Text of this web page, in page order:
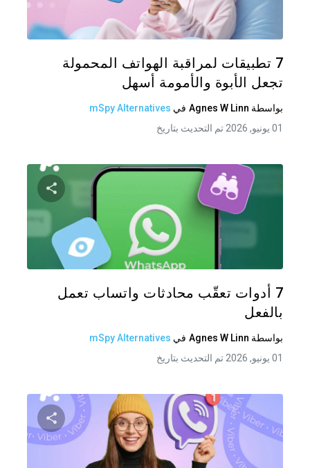
7 تطبيقات لمراقبة الهواتف المحمولة
تجعل الأبوة والأمومة أسهل
بواسطة Agnes W Linn في mSpy Alternatives
01 يونيو, 2026 تم التحديث بتاريخ
7 أدوات تعقّب محادثات واتساب تعمل
بالفعل
بواسطة Agnes W Linn في mSpy Alternatives
01 يونيو, 2026 تم التحديث بتاريخ
شارك